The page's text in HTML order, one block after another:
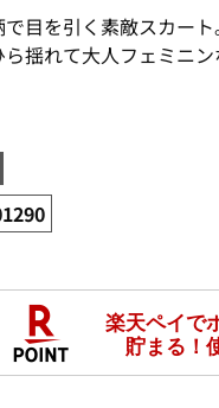
目を引く素敵スカー
揺れて大人フェミニン